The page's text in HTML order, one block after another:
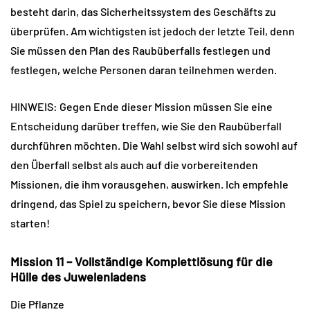
besteht darin, das Sicherheitssystem des Geschäfts zu
überprüfen. Am wichtigsten ist jedoch der letzte Teil, denn
Sie müssen den Plan des Raubüberfalls festlegen und
festlegen, welche Personen daran teilnehmen werden.
HINWEIS: Gegen Ende dieser Mission müssen Sie eine
Entscheidung darüber treffen, wie Sie den Raubüberfall
durchführen möchten. Die Wahl selbst wird sich sowohl auf
den Überfall selbst als auch auf die vorbereitenden
Missionen, die ihm vorausgehen, auswirken. Ich empfehle
dringend, das Spiel zu speichern, bevor Sie diese Mission
starten!
Mission 11 – Vollständige Komplettlösung für die
Hülle des Juwelenladens
Die Pflanze